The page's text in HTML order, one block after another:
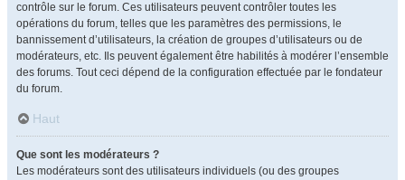
contrôle sur le forum. Ces utilisateurs peuvent contrôler toutes les
opérations du forum, telles que les paramètres des permissions, le
bannissement d’utilisateurs, la création de groupes d’utilisateurs ou de
modérateurs, etc. Ils peuvent également être habilités à modérer l’ensemble
des forums. Tout ceci dépend de la configuration effectuée par le fondateur
du forum.
Haut
Que sont les modérateurs ?
Les modérateurs sont des utilisateurs individuels (ou des groupes